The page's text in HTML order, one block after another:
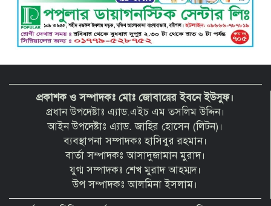
প্রকাশক ও সম্পাদকঃ মোঃ জোবায়ের ইবনে ইউসুফ।
প্রধান উপদেষ্টাঃ এ্যাড.এইচ এম তসলিম উদ্দিন।
আইন উপদেষ্টাঃ এ্যাড. জাহির হোসেন (লিটন)।
ব্যবস্থাপনা সম্পাদকঃ হাসিবুর রহমান।
বার্তা সম্পাদকঃ আসাদুজামান মুরাদ।
যুগ্ম সম্পাদকঃ শেখ মুরাদ আহম্মদ।
উপ সম্পাদকঃ আলমিনা ইসলাম।